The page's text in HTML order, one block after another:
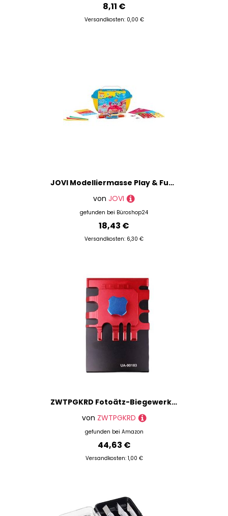
8,11 €
Versandkosten: 0,00 €
JOVI Modelliermasse Play & Fun Plastilina Splash mehrfarbig
von JOVI
gefunden bei Büroshop24
18,43 €
Versandkosten: 6,30 €
ZWTPGKRD Fotoätz-Biegewerkzeug Modell Ätzblatt Biegen Schraubstock Modell Montage Werkzeug Hobby Zubehör Modellierwerkzeuge Rötungen Hobby Zubehör
von ZWTPGKRD
gefunden bei Amazon
44,63 €
Versandkosten: 1,00 €